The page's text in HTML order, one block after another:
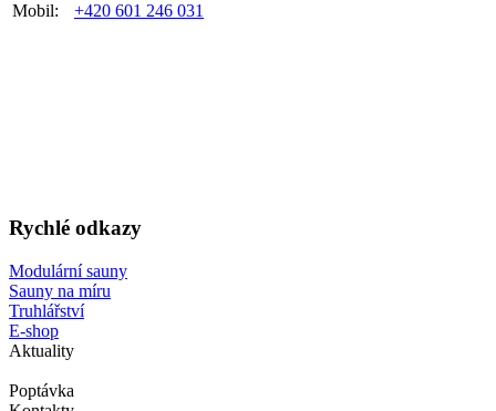
Mobil:
+420 601 246 031
Rychlé odkazy
Modulární sauny
Sauny na míru
Truhlářství
E-shop
Aktuality
Poptávka